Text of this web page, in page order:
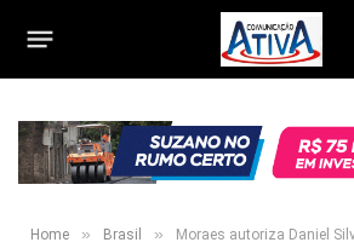
Home » Brasil » Moraes autoriza Daniel Silveira a